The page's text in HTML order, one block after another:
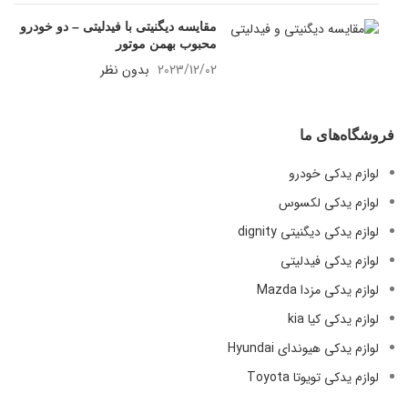
مقایسه دیگنیتی با فیدلیتی – دو خودرو
محبوب بهمن موتور
2023/12/02 بدون نظر
فروشگاه‌های ما
لوازم یدکی خودرو
لوازم یدکی لکسوس
لوازم یدکی دیگنیتی dignity
لوازم یدکی فیدلیتی
لوازم یدکی مزدا Mazda
لوازم یدکی کیا kia
لوازم یدکی هیوندای Hyundai
لوازم یدکی تویوتا Toyota